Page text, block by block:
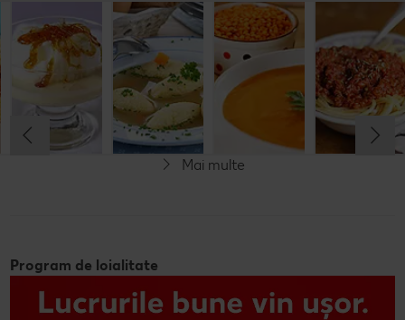
Musaca de
cartofi cu
cașcaval
Cel mult 60 minute
Rafinat
Lapte de
pasăre
Cel mult 60 minute
Rafinat
Supă
tradițională
cu găluşte
Supă cremă de
linte
Cel mult 60 minute
Simplu
Mai multe
Program de loialitate